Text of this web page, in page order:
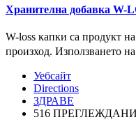
Хранителна добавка W-
W-loss капки са продукт
произход. Използването
Уебсайт
Directions
ЗДРАВЕ
516